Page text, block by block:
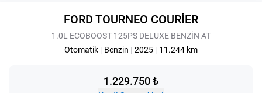
FORD TOURNEO COURİER
1.0L ECOBOOST 125PS DELUXE BENZİN AT
Otomatik | Benzin | 2025 | 11.244 km
1.229.750 ₺